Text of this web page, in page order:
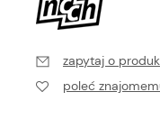
zapytaj o
poleć